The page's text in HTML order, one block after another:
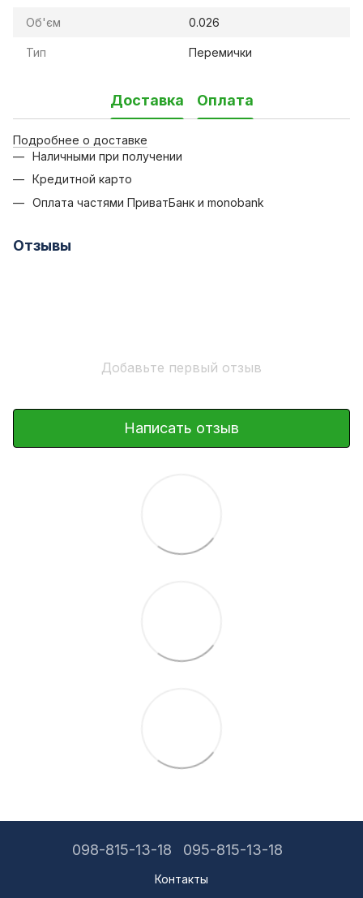
Об'єм 0.026
Тип Перемички
Доставка Оплата
Подробнее о доставке
Наличными при получении
Кредитной карто
Оплата частями ПриватБанк и monobank
Отзывы
Добавьте первый отзыв
Написать отзыв
098-815-13-18 095-815-13-18
Контакты